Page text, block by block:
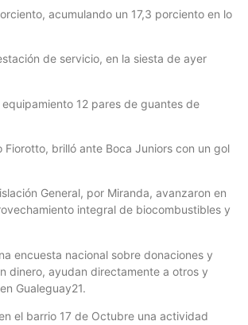
acumulando un 17,3 porciento en lo
de servicio, en la siesta de ayer
12 pares de guantes de
brilló ante Boca Juniors con un gol
General, por Miranda, avanzaron en
integral de biocombustibles y
encuesta nacional sobre donaciones y
dinero, ayudan directamente a otros y
Gualeguay21.
el barrio 17 de Octubre una actividad